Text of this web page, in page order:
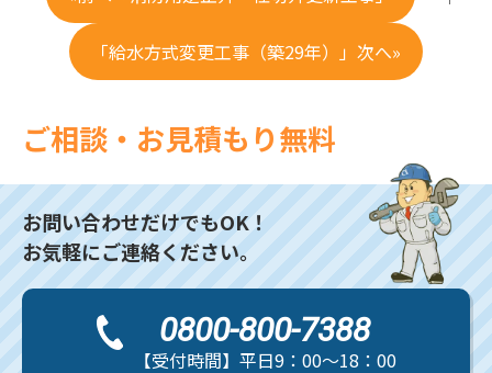
「給水方式変更工事（築29年）」次へ»
ご相談・お見積もり無料
お問い合わせだけでもOK！
お気軽にご連絡ください。
0800-800-7388
【受付時間】平日9：00～18：00